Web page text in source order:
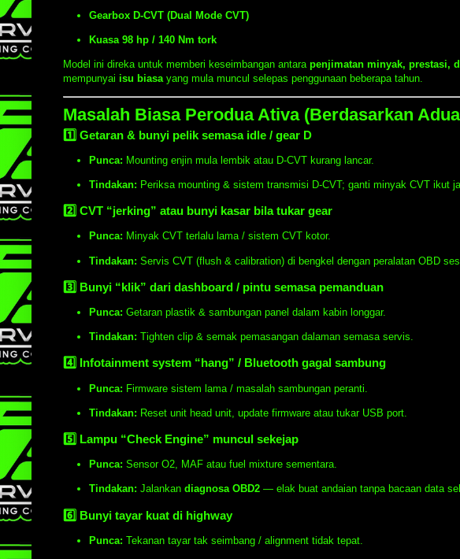
Gearbox D-CVT (Dual Mode CVT)
Kuasa 98 hp / 140 Nm tork
Model ini direka untuk memberi keseimbangan antara penjimatan minyak, prestasi,
mempunyai isu biasa yang mula muncul selepas penggunaan beberapa tahun.
Masalah Biasa Perodua Ativa (Berdasarkan
1️⃣ Getaran & bunyi pelik semasa idle / gear D
Punca: Mounting enjin mula lembik atau D-CVT kurang lancar.
Tindakan: Periksa mounting & sistem transmisi D-CVT; ganti minyak CVT ikut
2️⃣ CVT “jerking” atau bunyi kasar bila tukar gear
Punca: Minyak CVT terlalu lama / sistem CVT kotor.
Tindakan: Servis CVT (flush & calibration) di bengkel dengan peralatan OBD
3️⃣ Bunyi “klik” dari dashboard / pintu semasa pemanduan
Punca: Getaran plastik & sambungan panel dalam kabin longgar.
Tindakan: Tighten clip & semak pemasangan dalaman semasa servis.
4️⃣ Infotainment system “hang” / Bluetooth gagal sambung
Punca: Firmware sistem lama / masalah sambungan peranti.
Tindakan: Reset unit head unit, update firmware atau tukar USB port.
5️⃣ Lampu “Check Engine” muncul sekejap
Punca: Sensor O2, MAF atau fuel mixture sementara.
Tindakan: Jalankan diagnosa OBD2 — elak buat andaian tanpa bacaan data
6️⃣ Bunyi tayar kuat di highway
Punca: Tekanan tayar tak seimbang / alignment tidak tepat.